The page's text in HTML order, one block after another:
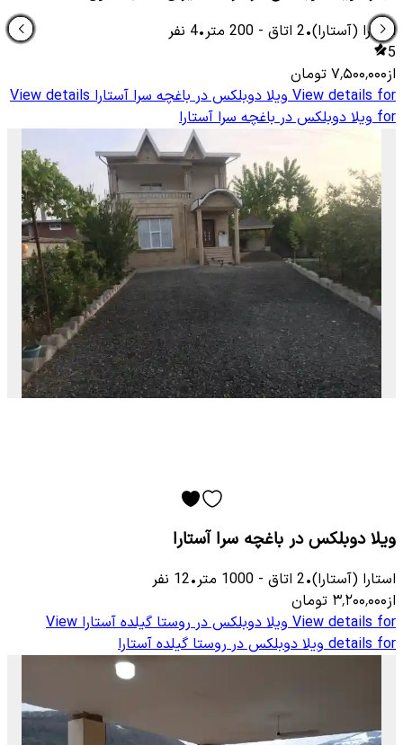
استارا (آستارا)•
2 اتاق -
200 متر•
4 نفر
5
از۷٬۵۰۰٬۰۰۰ تومان
View details for ویلا دوبلکس در باغچه سرا آستاراView details
for ویلا دوبلکس در باغچه سرا آستارا
ویلا دوبلکس در باغچه سرا آستارا
استارا (آستارا)•
2 اتاق -
1000 متر•
12 نفر
از۳٬۲۰۰٬۰۰۰ تومان
View details for ویلا دوبلکس در روستا گیلده آستاراView
details for ویلا دوبلکس در روستا گیلده آستارا